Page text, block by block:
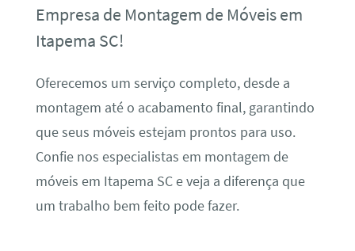
Empresa de Montagem de Móveis em
Itapema SC!
Oferecemos um serviço completo, desde a
montagem até o acabamento final, garantindo
que seus móveis estejam prontos para uso.
Confie nos especialistas em montagem de
móveis em Itapema SC e veja a diferença que
um trabalho bem feito pode fazer.